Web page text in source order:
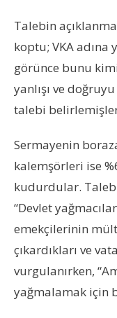
Talebin
koptu; VKA adına
görünce bunu
yanlışı ve
talebi
Sermayenin
kalemşörleri ise
kudurdular.
“Devlet
emekçilerinin
çıkardıkları ve
vurgulanırken,
yağmalamak için